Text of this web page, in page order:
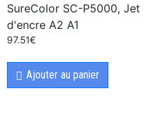
SureColor SC-P5000, Jet
d'encre A2 A1
97.51€
Ajouter au panier